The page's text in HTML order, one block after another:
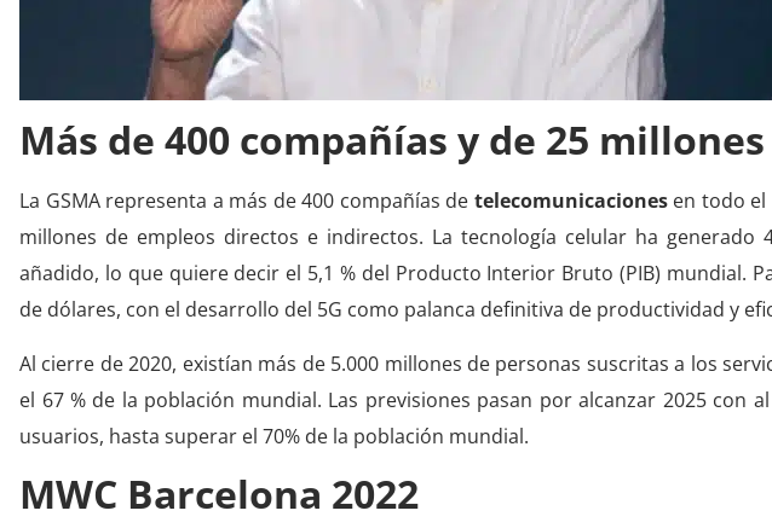
Más de 400 compañías y de 25
La GSMA representa a más de 400 compañías de telecomunicacionesen todo el
millones de empleos directos e indirectos. La tecnología celular ha generado
añadido, lo que quiere decir el 5,1 % del Producto Interior Bruto (PIB) mundial.
de dólares, con el desarrollo del 5G como palanca definitiva de productividad y
Al cierre de 2020, existían más de 5.000 millones de personas suscritas a los
el 67 % de la población mundial. Las previsiones pasan por alcanzar 2025 con
usuarios, hasta superar el 70% de la población mundial.
MWC Barcelona 2022